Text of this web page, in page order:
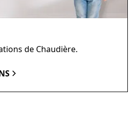
de Chaudière.